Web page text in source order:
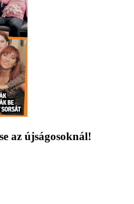
az újságosoknál!